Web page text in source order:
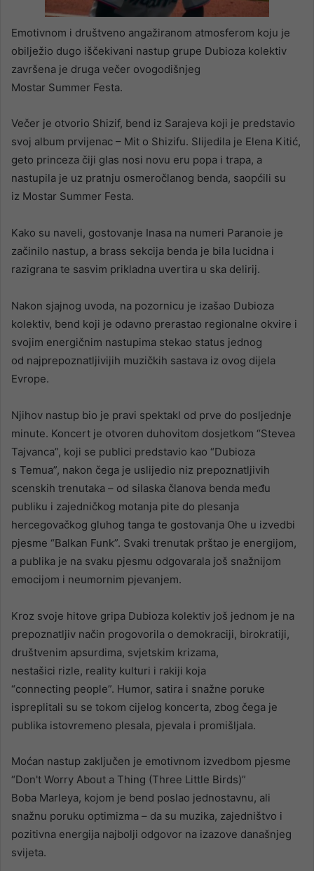
Emotivnom i društveno angažiranom atmosferom koju je
obilježio dugo iščekivani nastup grupe Dubioza kolektiv
završena je druga večer ovogodišnjeg
Mostar Summer Festa.
Večer je otvorio Shizif, bend iz Sarajeva koji je predstavio
svoj album prvijenac – Mit o Shizifu. Slijedila je Elena Kitić,
geto princeza čiji glas nosi novu eru popa i trapa, a
nastupila je uz pratnju osmeročlanog benda, saopćili su
iz Mostar Summer Festa.
Kako su naveli, gostovanje Inasa na numeri Paranoie je
začinilo nastup, a brass sekcija benda je bila lucidna i
razigrana te sasvim prikladna uvertira u ska delirij.
Nakon sjajnog uvoda, na pozornicu je izašao Dubioza
kolektiv, bend koji je odavno prerastao regionalne okvire i
svojim energičnim nastupima stekao status jednog
od najprepoznatljivijih muzičkih sastava iz ovog dijela
Evrope.
Njihov nastup bio je pravi spektakl od prve do posljednje
minute. Koncert je otvoren duhovitom dosjetkom “Stevea
Tajvanca”, koji se publici predstavio kao “Dubioza
s Temua”, nakon čega je uslijedio niz prepoznatljivih
scenskih trenutaka – od silaska članova benda među
publiku i zajedničkog motanja pite do plesanja
hercegovačkog gluhog tanga te gostovanja Ohe u izvedbi
pjesme “Balkan Funk”. Svaki trenutak prštao je energijom,
a publika je na svaku pjesmu odgovarala još snažnijom
emocijom i neumornim pjevanjem.
Kroz svoje hitove gripa Dubioza kolektiv još jednom je na
prepoznatljiv način progovorila o demokraciji, birokratiji,
društvenim apsurdima, svjetskim krizama,
nestašici rizle, reality kulturi i rakiji koja
“connecting people”. Humor, satira i snažne poruke
ispreplitali su se tokom cijelog koncerta, zbog čega je
publika istovremeno plesala, pjevala i promišljala.
Moćan nastup zaključen je emotivnom izvedbom pjesme
“Don't Worry About a Thing (Three Little Birds)”
Boba Marleya, kojom je bend poslao jednostavnu, ali
snažnu poruku optimizma – da su muzika, zajedništvo i
pozitivna energija najbolji odgovor na izazove današnjeg
svijeta.